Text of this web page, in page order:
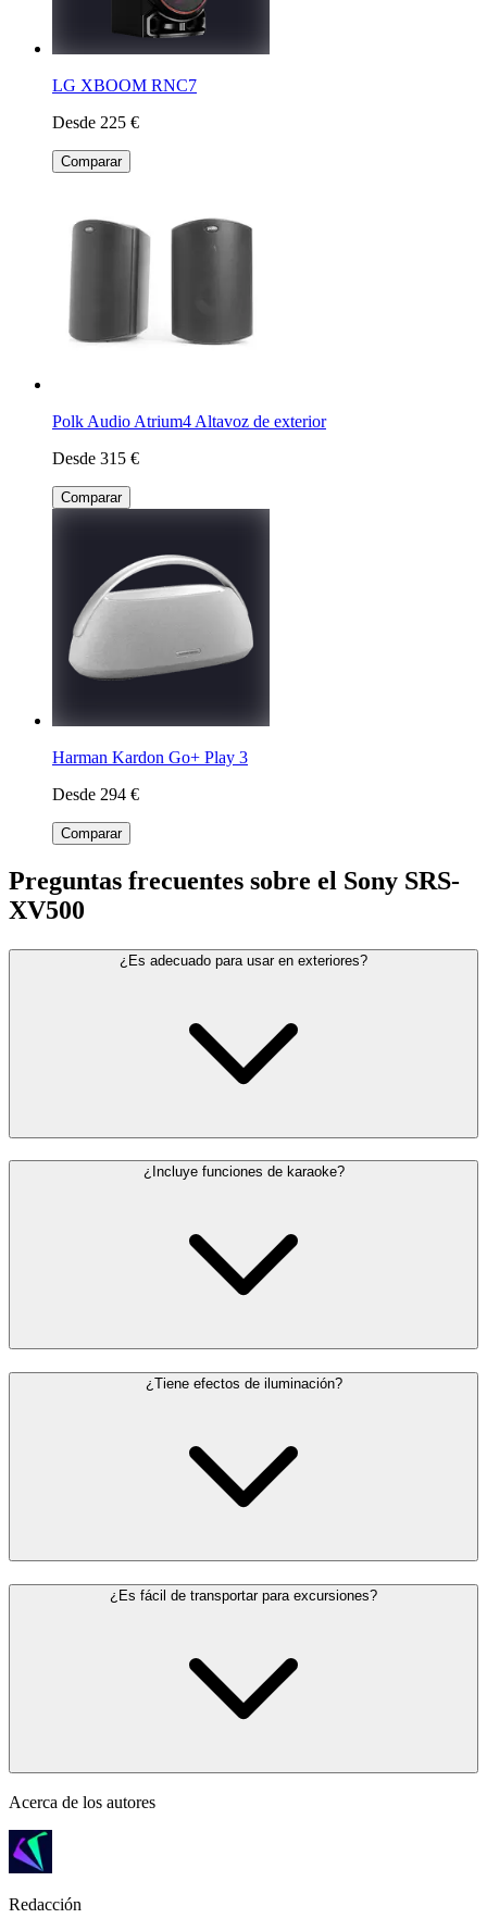
LG XBOOM RNC7
Desde 225 €
Comparar
Polk Audio Atrium4 Altavoz de exterior
Desde 315 €
Comparar
Harman Kardon Go+ Play 3
Desde 294 €
Comparar
Preguntas frecuentes sobre el Sony SRS-
XV500
¿Es adecuado para usar en exteriores?
¿Incluye funciones de karaoke?
¿Tiene efectos de iluminación?
¿Es fácil de transportar para excursiones?
Acerca de los autores
Redacción